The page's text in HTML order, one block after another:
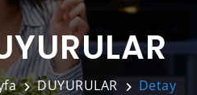
DUYURULAR Detay